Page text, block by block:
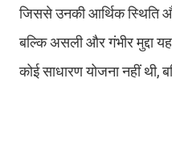
जिससे उनकी आर्थिक स्थिति
बल्कि असली और गंभीर मुद्दा
कोई साधारण योजना नहीं थी,